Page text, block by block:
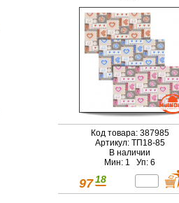
Код товара: 387985
Артикул: ТП18-85
В наличии
Мин: 1 Уп: 6
97 18